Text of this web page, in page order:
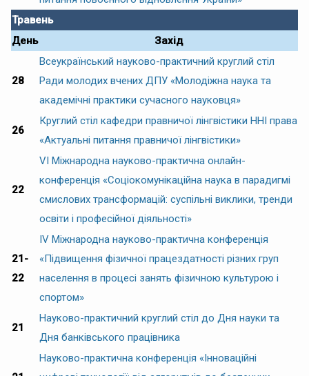
Травень
День
Захід
28
Всеукраїнський науково-практичний круглий стіл
Ради молодих вчених ДПУ «Молодіжна наука та
академічні практики сучасного науковця»
26
Круглий стіл кафедри правничої лінгвістики ННІ права
«Актуальні питання правничої лінгвістики»
22
VІ Міжнародна науково-практична онлайн-
конференція «Соціокомунікаційна наука в парадигмі
смислових трансформацій: суспільні виклики, тренди
освіти і професійної діяльності»
21-
22
ІV Міжнародна науково-практична конференція
«Підвищення фізичної працездатності різних груп
населення в процесі занять фізичною культурою і
спортом»
21
Науково-практичний круглий стіл до Дня науки та
Дня банківського працівника
Науково-практична конференція «Інноваційні